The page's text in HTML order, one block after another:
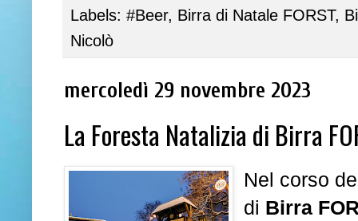
Labels: #Beer, Birra di Natale FORST,
Nicolò
mercoledì 29 novembre 2023
La Foresta Natalizia di Birra
Nel corso
di Birra